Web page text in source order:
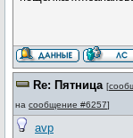
Re: Пятница [
на сообщение #6257]
avp